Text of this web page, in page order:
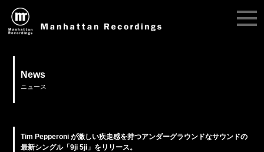
News
ニュース
Tim Pepperoni が激しい疾走感を持つアンダーグラウンドなサウンドの
最新シングル「9ji 5ji」をリリース。